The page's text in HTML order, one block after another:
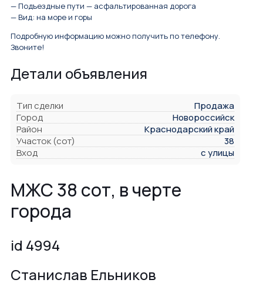
— Подъездные пути — асфальтированная дорога
— Вид: на море и горы
Подробную информацию можно получить по телефону.
Звоните!
Детали объявления
Тип сделки
Продажа
Город
Новороссийск
Район
Краснодарский край
Участок (сот)
38
Вход
с улицы
МЖС 38 сот, в черте
города
id 4994
Станислав Ельников